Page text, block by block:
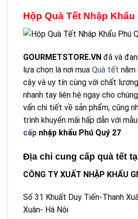
Hộp Quà Tết Nhập Khẩu
GOURMETSTORE.VN đã và
lựa chọn là nơi mua Quà tết
cậy và uy tín cùng với chất
nhanh tay liên hệ ngay cho
vấn chi tiết về sản phẩm, cũng
trình khuyến mãi hấp dẫn với mẫu
cấp nhập khẩu Phú Quý 27
Địa chỉ cung cấp quà tết
CÔNG TY XUẤT NHẬP KHẨU
Số 31 Khuất Duy Tiến-Thanh
Xuân- Hà Nội